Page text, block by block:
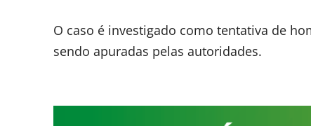
O caso é investigado como tentativa de
sendo apuradas pelas autoridades.